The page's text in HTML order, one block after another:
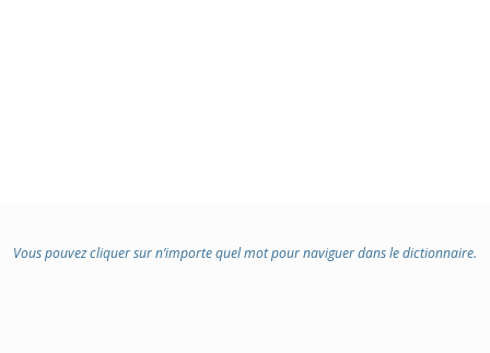
Vous pouvez cliquer sur n’importe quel mot pour naviguer dans le dictionnaire.